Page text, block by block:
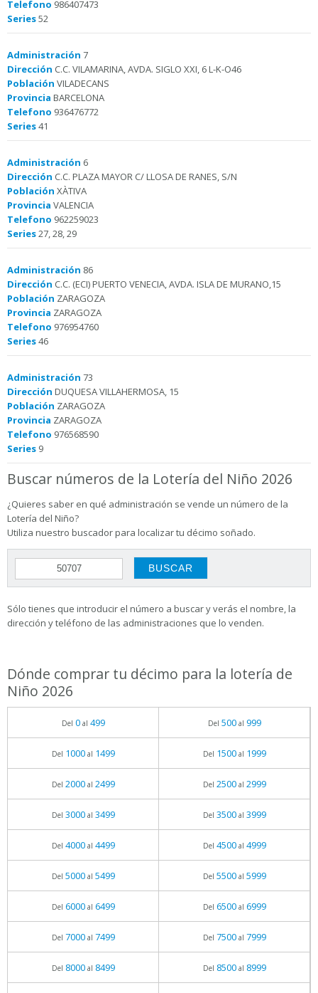
Telefono 986407473
Series52
Administración 7
Dirección C.C. VILAMARINA, AVDA. SIGLO XXI, 6 L-K-O46
Población VILADECANS
Provincia BARCELONA
Telefono 936476772
Series41
Administración 6
Dirección C.C. PLAZA MAYOR C/ LLOSA DE RANES, S/N
Población XÀTIVA
Provincia VALENCIA
Telefono 962259023
Series27, 28, 29
Administración 86
Dirección C.C. (ECI) PUERTO VENECIA, AVDA. ISLA DE MURANO,15
Población ZARAGOZA
Provincia ZARAGOZA
Telefono 976954760
Series46
Administración 73
Dirección DUQUESA VILLAHERMOSA, 15
Población ZARAGOZA
Provincia ZARAGOZA
Telefono 976568590
Series 9
Buscar números de la Lotería del Niño 2026
¿Quieres saber en qué administración se vende un número de la
Lotería del Niño?
Utiliza nuestro buscador para localizar tu décimo soñado.
Sólo tienes que introducir el número a buscar y verás el nombre, la
dirección y teléfono de las administraciones que lo venden.
Dónde comprar tu décimo para la lotería de
Niño 2026
Del 0al 499 Del 500al 999
Del 1000al 1499 Del 1500al 1999
Del 2000al 2499 Del 2500al 2999
Del 3000al 3499 Del 3500al 3999
Del 4000al 4499 Del 4500al 4999
Del 5000al 5499 Del 5500al 5999
Del 6000al 6499 Del 6500al 6999
Del 7000al 7499 Del 7500al 7999
Del 8000al 8499 Del 8500al 8999